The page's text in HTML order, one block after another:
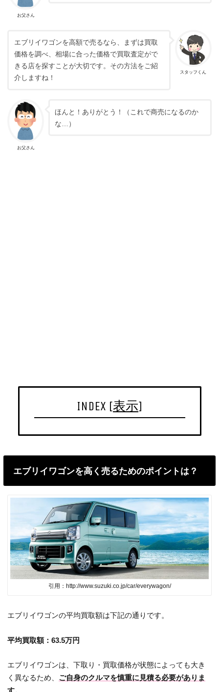
お父さん
スタッフくん
エブリイワゴンを高額で売るなら、まずは買取
価格を調べ、相場に合った価格で買取査定がで
きる店を探すことが大切です。その方法をご紹
介しますね！
お父さん
ほんと！ありがとう！（これで商売になるのか
な…）
INDEX [表示]
エブリイワゴンを高く売るためのポイントは？
引用：http://www.suzuki.co.jp/car/everywagon/
エブリイワゴンの平均買取額は下記の通りです。
平均買取額：63.5万円
エブリイワゴンは、下取り・買取価格が状態によっても大き
く異なるため、 ご自身のクルマを慎重に見積る必要がありま